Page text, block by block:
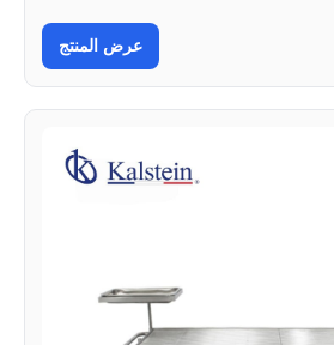
عرض المنتج